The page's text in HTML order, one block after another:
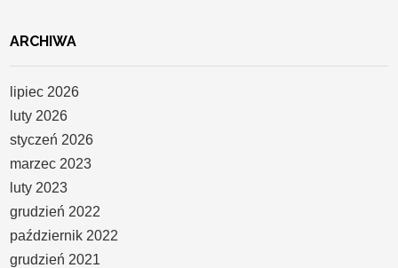
ARCHIWA
lipiec 2026
luty 2026
styczeń 2026
marzec 2023
luty 2023
grudzień 2022
październik 2022
grudzień 2021